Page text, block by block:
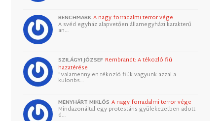
BENCHMARK A nagy forradalmi terror vége
A svéd egyház alapvetően államegyházi karakterű
an…
SZILÁGYI JÓZSEF Rembrandt: A tékozló fiú
hazatérése
"Valamennyien tékozló fiúk vagyunk azzal a
különbs…
MENYHÁRT MIKLÓS A nagy forradalmi terror vége
Mindazonáltal egy protestáns gyülekezetben adott
d…